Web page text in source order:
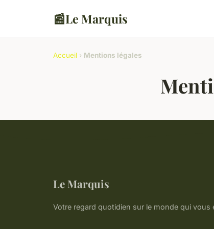
📰Le Marquis
Accueil › Mentions légales
Le Marquis
Votre regard quotidien sur le monde qui vous